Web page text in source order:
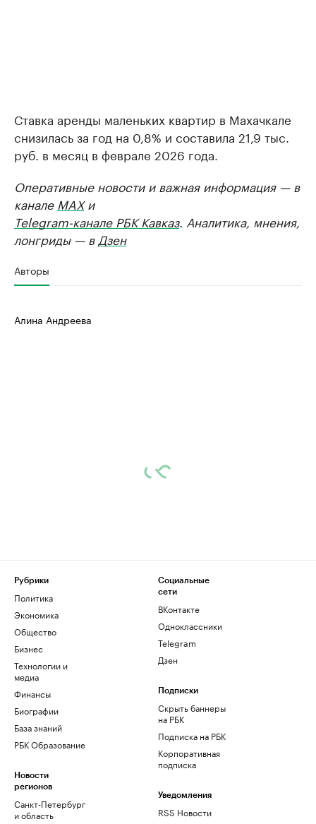
Ставка аренды маленьких квартир в Махачкале
снизилась за год на 0,8% и составила 21,9 тыс.
руб. в месяц в феврале 2026 года.
Оперативные новости и важная информация — в
канале MAXи
Telegram-канале РБК Кавказ. Аналитика, мнения,
лонгриды — в Дзен
Авторы
Алина Андреева
Рубрики
Политика
Экономика
Общество
Бизнес
Технологии и
медиа
Финансы
Биографии
База знаний
РБК Образование
Новости
регионов
Санкт-Петербург
и область
Социальные
сети
ВКонтакте
Одноклассники
Telegram
Дзен
Подписки
Скрыть баннеры
на РБК
Подписка на РБК
Корпоративная
подписка
Уведомления
RSS Новости